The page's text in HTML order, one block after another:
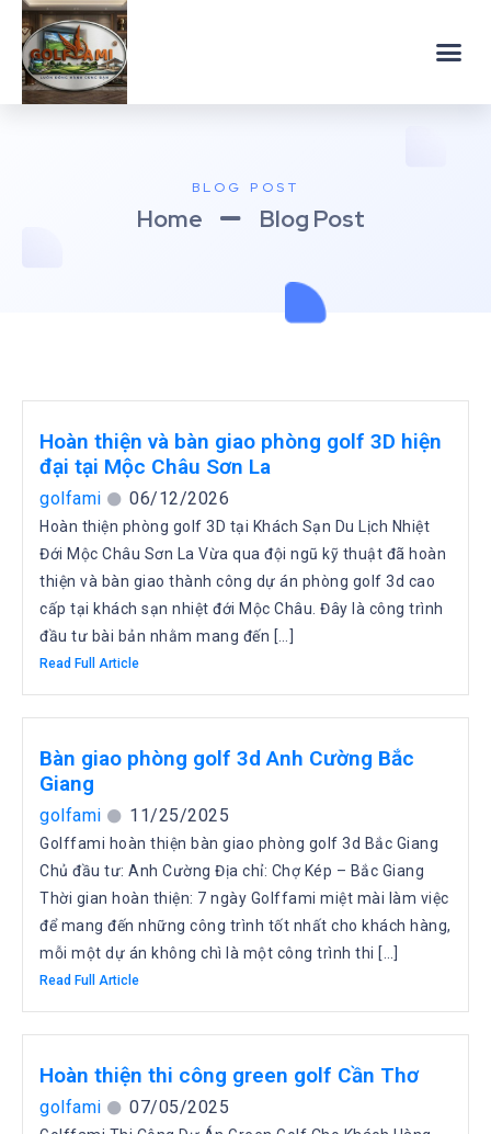
BLOG POST
Home Blog Post
Hoàn thiện và bàn giao phòng golf 3D hiện
đại tại Mộc Châu Sơn La
golfami 06/12/2026
Hoàn thiện phòng golf 3D tại Khách Sạn Du Lịch Nhiệt
Đới Mộc Châu Sơn La Vừa qua đội ngũ kỹ thuật đã hoàn
thiện và bàn giao thành công dự án phòng golf 3d cao
cấp tại khách sạn nhiệt đới Mộc Châu. Đây là công trình
đầu tư bài bản nhằm mang đến […]
Read Full Article
Bàn giao phòng golf 3d Anh Cường Bắc
Giang
golfami 11/25/2025
Golffami hoàn thiện bàn giao phòng golf 3d Bắc Giang
Chủ đầu tư: Anh Cường Địa chỉ: Chợ Kép – Bắc Giang
Thời gian hoàn thiện: 7 ngày Golffami miệt mài làm việc
để mang đến những công trình tốt nhất cho khách hàng,
mỗi một dự án không chì là một công trình thi […]
Read Full Article
Hoàn thiện thi công green golf Cần Thơ
golfami 07/05/2025